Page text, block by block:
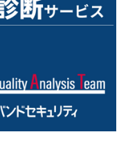
guide/en-US/advisory/CVE-
guide/en-US/advisory/CVE-
guide/en-US/advisory/CVE-